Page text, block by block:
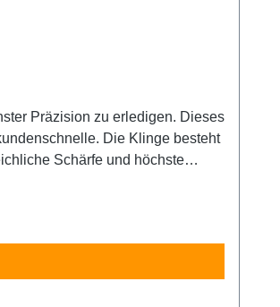
Präzision zu erledigen. Dieses
Die Klinge besteht
Schärfe und höchste